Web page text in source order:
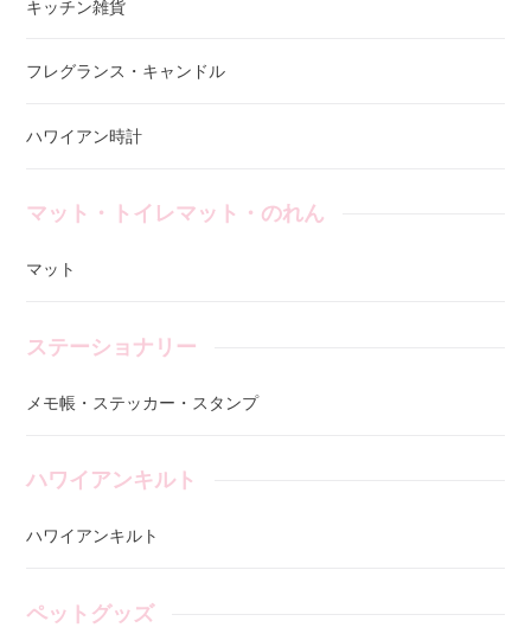
キッチン雑貨
フレグランス・キャンドル
ハワイアン時計
マット・トイレマット・のれん
マット
ステーショナリー
メモ帳・ステッカー・スタンプ
ハワイアンキルト
ハワイアンキルト
ペットグッズ